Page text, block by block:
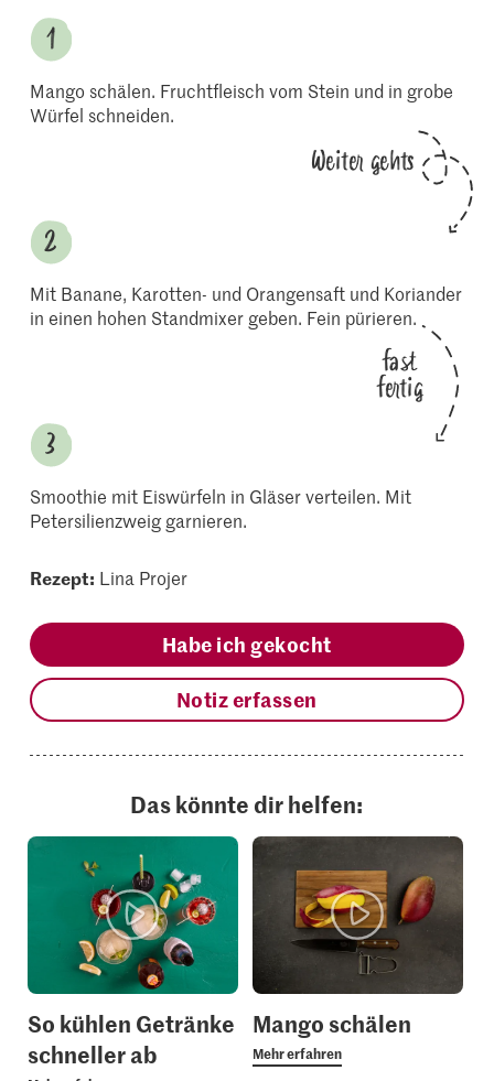
Mango schälen. Fruchtfleisch vom Stein und in grobe
Würfel schneiden.
Weiter gehts
Mit Banane, Karotten- und Orangensaft und Koriander
in einen hohen Standmixer geben. Fein pürieren.
fast
fertig
Smoothie mit Eiswürfeln in Gläser verteilen. Mit
Petersilienzweig garnieren.
Rezept: Lina Projer
Habe ich gekocht
Notiz erfassen
Das könnte dir helfen:
So kühlen Getränke
schneller ab
Mango schälen
Mehr erfahren